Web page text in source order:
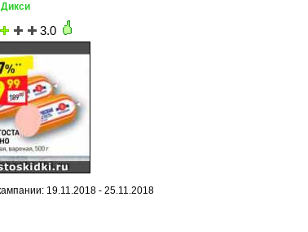
3.0
19.11.2018 - 25.11.2018